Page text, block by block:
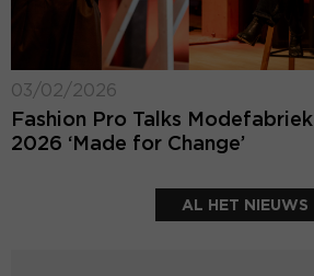
03/02/2026
Fashion Pro Talks
2026 ‘Made for Change’
AL HET NIEUWS